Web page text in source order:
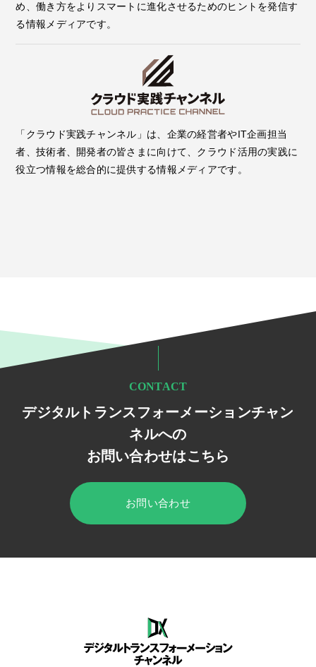
め、働き方をよりスマートに進化させるためのヒントを発信す
る情報メディアです。
「クラウド実践チャンネル」は、企業の経営者やIT企画担当
者、技術者、開発者の皆さまに向けて、クラウド活用の実践に
役立つ情報を総合的に提供する情報メディアです。
CONTACT
デジタルトランスフォーメーションチャン
ネルへの
お問い合わせはこちら
お問い合わせ